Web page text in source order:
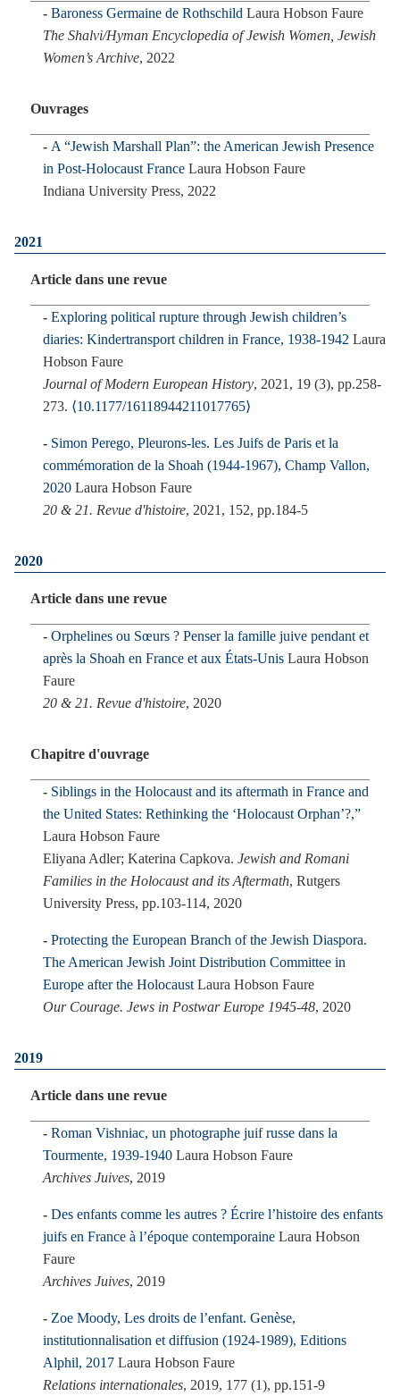
Baroness Germaine de Rothschild Laura Hobson Faure
The Shalvi/Hyman Encyclopedia of Jewish Women, Jewish
Women’s Archive, 2022
Ouvrages
A “Jewish Marshall Plan”: the American Jewish Presence
in Post-Holocaust France Laura Hobson Faure
Indiana University Press, 2022
2021
Article dans une revue
Exploring political rupture through Jewish children’s
diaries: Kindertransport children in France, 1938-1942 Laura
Hobson Faure
Journal of Modern European History, 2021, 19 (3), pp.258-
273. ⟨10.1177/16118944211017765⟩
Simon Perego, Pleurons-les. Les Juifs de Paris et la
commémoration de la Shoah (1944-1967), Champ Vallon,
2020 Laura Hobson Faure
20 & 21. Revue d'histoire, 2021, 152, pp.184-5
2020
Article dans une revue
Orphelines ou Sœurs ? Penser la famille juive pendant et
après la Shoah en France et aux États-Unis Laura Hobson
Faure
20 & 21. Revue d'histoire, 2020
Chapitre d'ouvrage
Siblings in the Holocaust and its aftermath in France and
the United States: Rethinking the ‘Holocaust Orphan’?,”
Laura Hobson Faure
Eliyana Adler; Katerina Capkova. Jewish and Romani
Families in the Holocaust and its Aftermath, Rutgers
University Press, pp.103-114, 2020
Protecting the European Branch of the Jewish Diaspora.
The American Jewish Joint Distribution Committee in
Europe after the Holocaust Laura Hobson Faure
Our Courage. Jews in Postwar Europe 1945-48, 2020
2019
Article dans une revue
Roman Vishniac, un photographe juif russe dans la
Tourmente, 1939-1940 Laura Hobson Faure
Archives Juives, 2019
Des enfants comme les autres ? Écrire l’histoire des enfants
juifs en France à l’époque contemporaine Laura Hobson
Faure
Archives Juives, 2019
Zoe Moody, Les droits de l’enfant. Genèse,
institutionnalisation et diffusion (1924-1989), Editions
Alphil, 2017 Laura Hobson Faure
Relations internationales, 2019, 177 (1), pp.151-9